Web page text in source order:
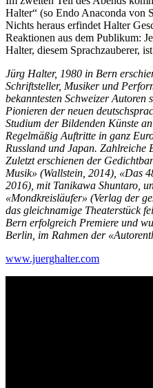
Halter“ (so Endo Anaconda von
Nichts heraus erfindet Halter
Reaktionen aus dem Publikum:
Halter, diesem Sprachzauberer,
Jürg Halter, 1980 in Bern
Schriftsteller, Musiker und
bekanntesten Schweizer Autoren
Pionieren der neuen
Studium der Bildenden Künste
Regelmäßig Auftritte in ganz
Russland und Japan. Zahlreiche
Zuletzt erschienen der
Musik» (Wallstein, 2014), «Das
2016), mit Tanikawa Shuntaro,
«Mondkreisläufer» (Verlag der
das gleichnamige Theaterstück
Bern erfolgreich Premiere und
Berlin, im Rahmen der
www.juerghalter.com